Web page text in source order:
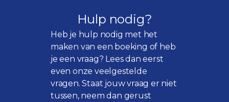
Hulp nodig?
Heb je hulp nodig met het
maken van een boeking of heb
je een vraag? Lees dan eerst
even onzeveelgestelde
vragen. Staat jouw vraag er niet
tussen, neem dan gerust